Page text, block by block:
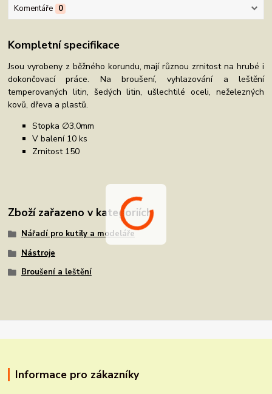
Komentáře 0
Kompletní specifikace
Jsou vyrobeny z běžného korundu, mají různou zrnitost na hrubé i
dokončovací práce. Na broušení, vyhlazování a leštění
temperovaných litin, šedých litin, ušlechtilé oceli, neželezných
kovů, dřeva a plastů.
Stopka ∅3,0mm
V balení 10 ks
Zrnitost 150
Zboží zařazeno v kategoriích
Nářadí pro kutily a modeláře
Nástroje
Broušení a leštění
Informace pro zákazníky